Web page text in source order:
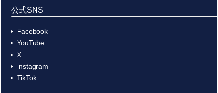
公式SNS
Facebook
YouTube
X
Instagram
TikTok